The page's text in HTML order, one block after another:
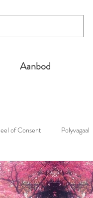
Aanbod
of Consent Polyvagaal